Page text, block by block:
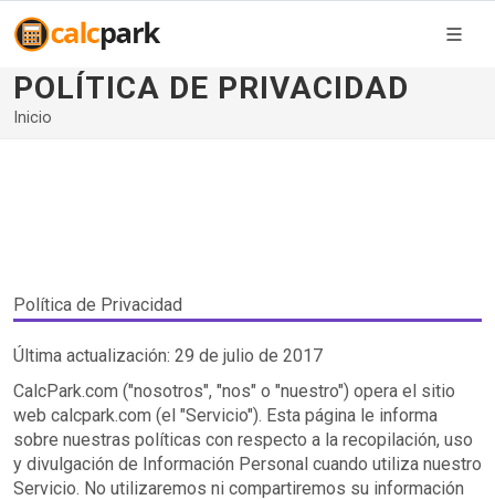
POLÍTICA DE PRIVACIDAD
Inicio
Política de Privacidad
Última actualización: 29 de julio de 2017
CalcPark.com ("nosotros", "nos" o "nuestro") opera el sitio
web calcpark.com (el "Servicio"). Esta página le informa
sobre nuestras políticas con respecto a la recopilación, uso
y divulgación de Información Personal cuando utiliza nuestro
Servicio. No utilizaremos ni compartiremos su información